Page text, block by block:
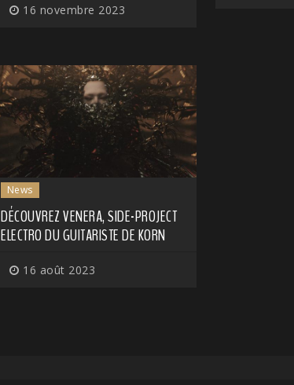
16 novembre 2023
News
DÉCOUVREZ VENERA, SIDE-PROJECT
ELECTRO DU GUITARISTE DE KORN
16 août 2023